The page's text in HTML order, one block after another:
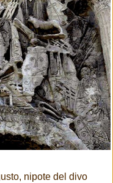
nipote del divo